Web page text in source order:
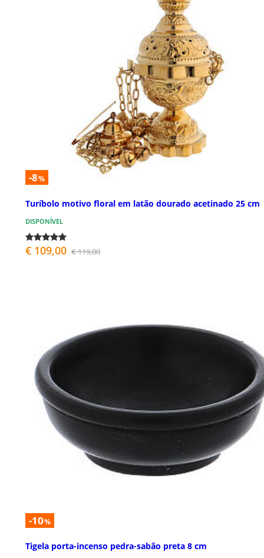
-8%
Turíbolo motivo floral em latão dourado acetinado 25 cm
DISPONÍVEL
€ 109,00 € 119,00
-10%
Tigela porta-incenso pedra-sabão preta 8 cm